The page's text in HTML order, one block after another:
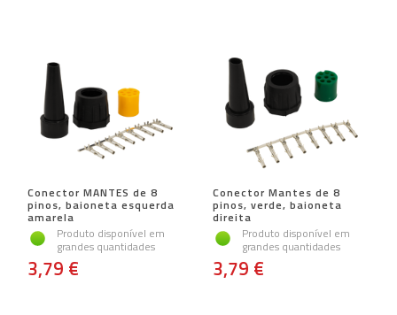
Conector MANTES de 8
pinos, baioneta esquerda
amarela
Produto disponível em
grandes quantidades
3,79 €
Conector Mantes de 8
pinos, verde, baioneta
direita
Produto disponível em
grandes quantidades
3,79 €